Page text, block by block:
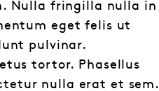
Nulla fringilla nulla in
eget felis ut
pulvinar.
tortor. Phasellus
nulla erat et sem.